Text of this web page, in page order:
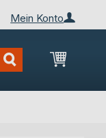
Mein Konto
Mein